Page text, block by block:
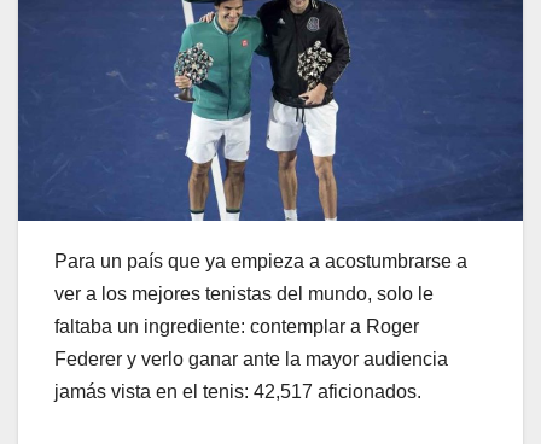
Para un país que ya empieza a acostumbrarse a
ver a los mejores tenistas del mundo, solo le
faltaba un ingrediente: contemplar a Roger
Federer y verlo ganar ante la mayor audiencia
jamás vista en el tenis: 42,517 aficionados.